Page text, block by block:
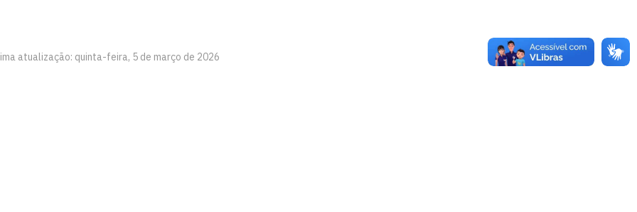
atualização: quinta-feira, 5 de março de 2026